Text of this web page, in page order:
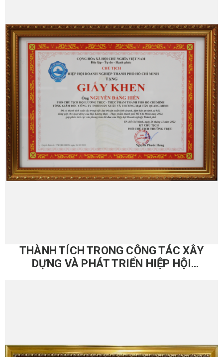
THÀNH TÍCH TRONG CÔNG TÁC XÂY
DỰNG VÀ PHÁT TRIỂN HIỆP HỘI